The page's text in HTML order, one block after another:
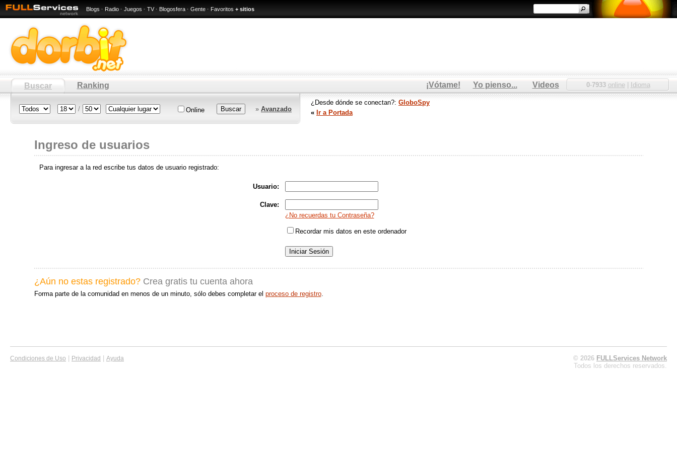
Blogs · Radio · Juegos · TV · Blogosfera · Gente · Favoritos + sitios
Buscar Ranking ¡Vótame! Yo pienso... Videos 0-7933 online| Idioma
/ Online » Avanzado
¿Desde dónde se conectan?: GloboSpy
« Ir a Portada
Ingreso de usuarios
Para ingresar a la red escribe tus datos de usuario registrado:
Usuario:
Clave:
¿No recuerdas tu Contraseña?
Recordar mis datos en este ordenador
¿Aún no estas registrado? Crea gratis tu cuenta ahora
Forma parte de la comunidad en menos de un minuto, sólo debes completar el proceso de registro.
Condiciones de Uso Privacidad Ayuda © 2026 FULLServices Network
Todos los derechos reservados.